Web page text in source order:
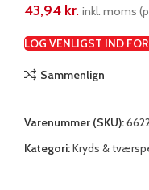
43,94 kr. inkl. moms
LOG VENLIGST IND
Sammenlign
Varenummer (SKU):
Kategori:Kryds &